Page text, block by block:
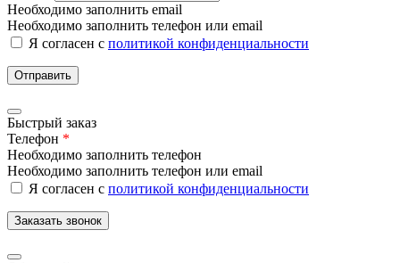
Необходимо заполнить email
Необходимо заполнить телефон или email
Я согласен с политикой конфиденциальности
Отправить
Быстрый заказ
Телефон *
Необходимо заполнить телефон
Необходимо заполнить телефон или email
Я согласен с политикой конфиденциальности
Заказать звонок